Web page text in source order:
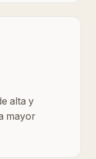
alta y
mayor